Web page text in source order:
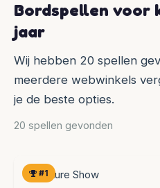
Bordspellen voor
jaar
Wij hebben 20 spellen
meerdere webwinkels
je de beste opties.
20 spellen gevonden
#1